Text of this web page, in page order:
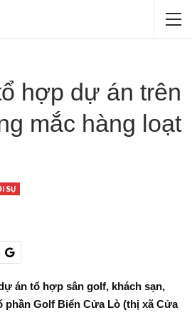
hợp dự án trên
mắc hàng loạt
SỰ
án tổ hợp sân golf, khách sạn,
phần Golf Biển Cửa Lò (thị xã Cửa